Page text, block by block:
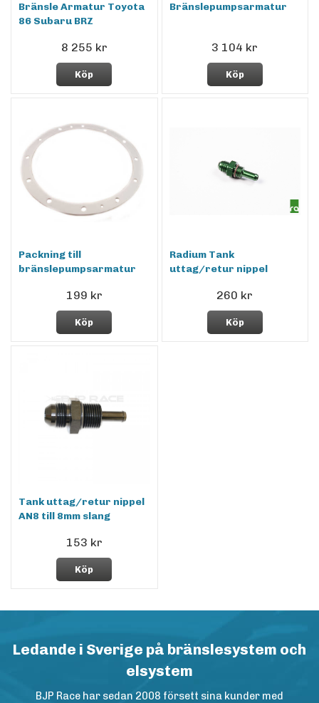
Bränsle Armatur Toyota
86 Subaru BRZ
8 255 kr
Köp
Bränslepumpsarmatur
3 104 kr
Köp
Packning till
bränslepumpsarmatur
199 kr
Köp
Radium Tank
uttag/retur nippel
260 kr
Köp
Tank uttag/retur nippel
AN8 till 8mm slang
153 kr
Köp
Ledande i Sverige på bränslesystem och
elsystem
BJP Race har sedan 2008 försett sina kunder med